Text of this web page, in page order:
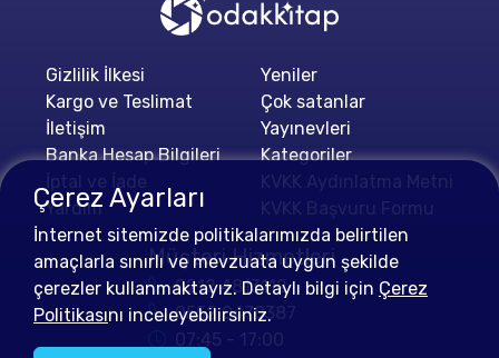
Gizlilik İlkesi
Kargo ve Teslimat
İletişim
Banka Hesap Bilgileri
Yardım
Yeniler
Çok satanlar
Yayınevleri
Kategoriler
Müşteri Hizmetleri
0212 4813112
0552 0478387
07:45 - 17:00
Çerez Ayarları
İnternet sitemizde politikalarımızda belirtilen
amaçlarla sınırlı ve mevzuata uygun şekilde
çerezler kullanmaktayız. Detaylı bilgi için Çerez
Politikasını inceleyebilirsiniz.